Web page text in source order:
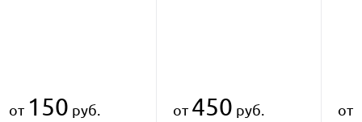
от 150 руб. от 450 руб. от